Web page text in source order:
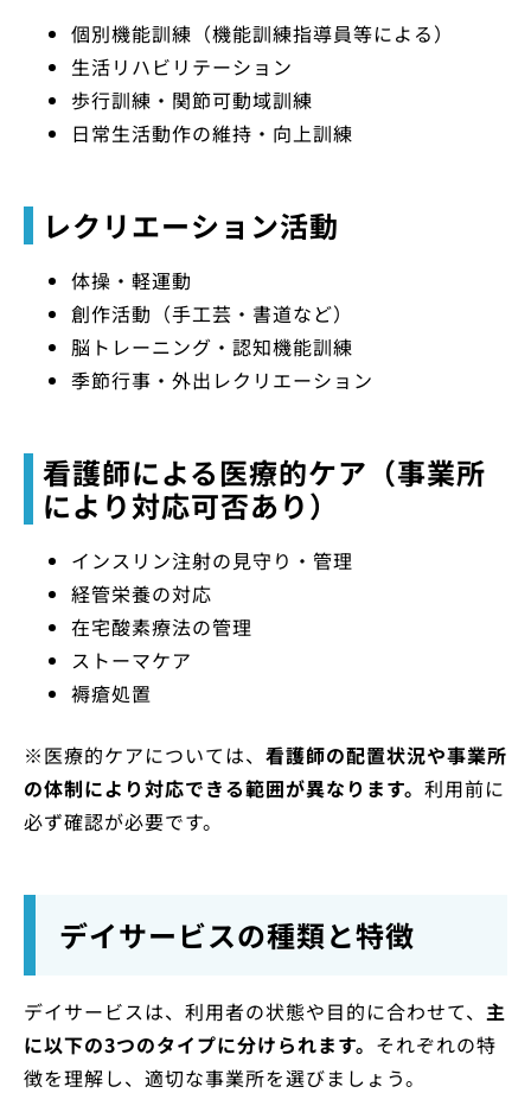
個別機能訓練（機能訓練指導員等による）
生活リハビリテーション
歩行訓練・関節可動域訓練
日常生活動作の維持・向上訓練
レクリエーション活動
体操・軽運動
創作活動（手工芸・書道など）
脳トレーニング・認知機能訓練
季節行事・外出レクリエーション
看護師による医療的ケア（事業所
により対応可否あり）
インスリン注射の見守り・管理
経管栄養の対応
在宅酸素療法の管理
ストーマケア
褥瘡処置
※医療的ケアについては、 看護師の配置状況や事業所
の体制により対応できる範囲が異なります。 利用前に
必ず確認が必要です。
デイサービスの種類と特徴
デイサービスは、利用者の状態や目的に合わせて、 主
に以下の3つのタイプに分けられます。 それぞれの特
徴を理解し、適切な事業所を選びましょう。